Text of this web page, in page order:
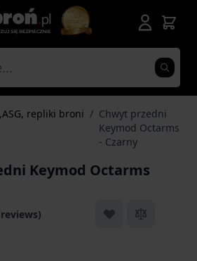
repliki broni / Chwyt przedni
Keymod Octarms
- Czarny
Keymod Octarms